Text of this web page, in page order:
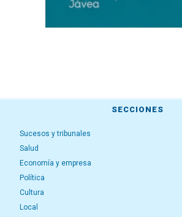
SECCIONES
Sucesos y tribunales
Salud
Economía y empresa
Política
Cultura
Local